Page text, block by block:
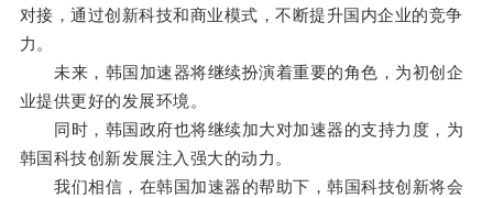
对接，通过创新科技和商业模式，不断提升国内企业的竞争
力。
未来，韩国加速器将继续扮演着重要的角色，为初创企
业提供更好的发展环境。
同时，韩国政府也将继续加大对加速器的支持力度，为
韩国科技创新发展注入强大的动力。
我们相信，在韩国加速器的帮助下，韩国科技创新将会